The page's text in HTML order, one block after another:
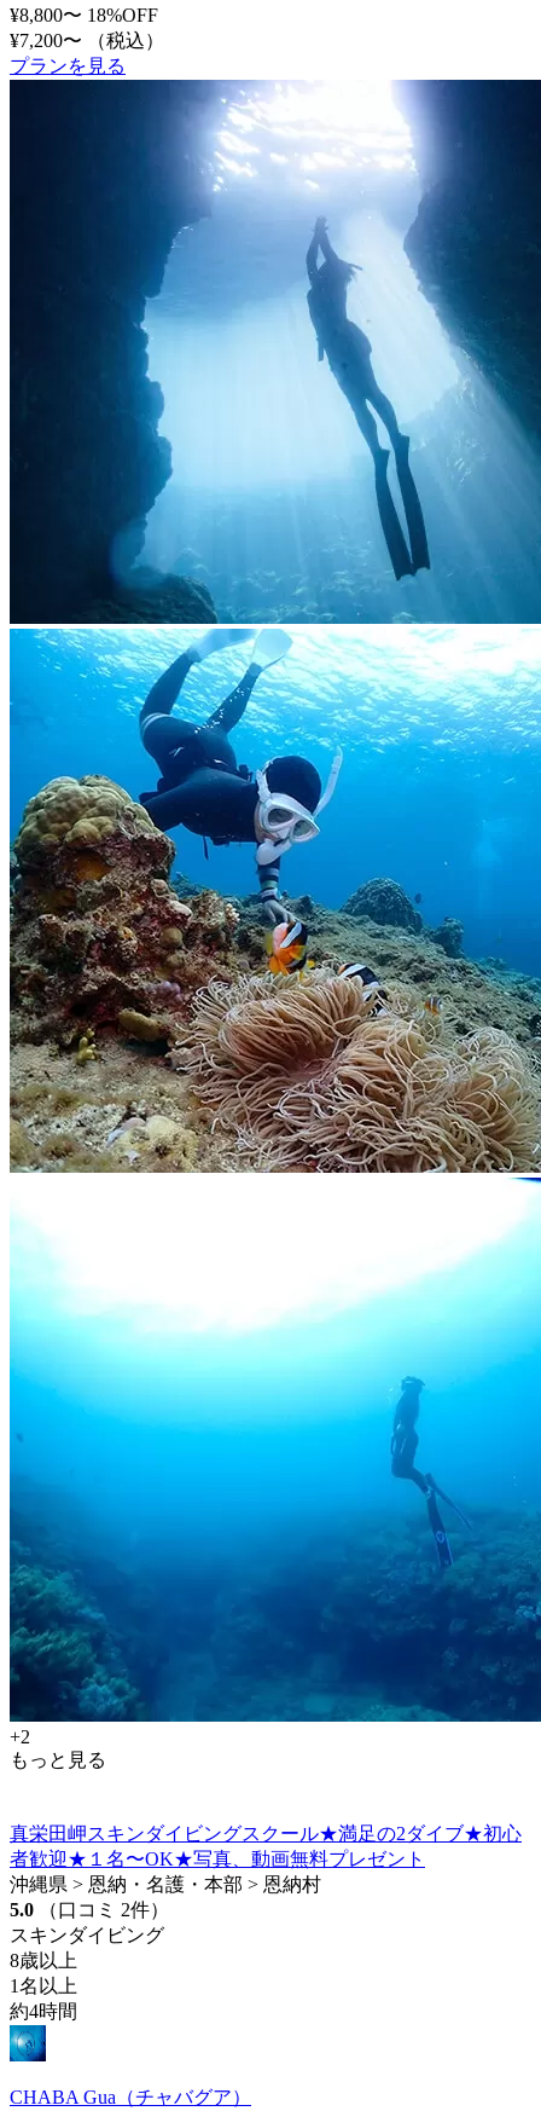
¥8,800〜 18%OFF
¥7,200〜
（税込）
プランを見る
+2
もっと見る
真栄田岬スキンダイビングスクール★満足の2ダイブ★初心
者歓迎★１名〜OK★写真、動画無料プレゼント
沖縄県 > 恩納・名護・本部 > 恩納村
5.0
（口コミ 2件）
スキンダイビング
8歳以上
1名以上
約4時間
CHABA Gua（チャバグア）